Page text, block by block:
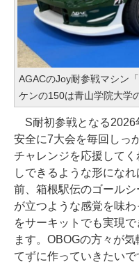
AGACのJoy耐参戦マシン
ケンの150は青山学院大学
S耐初参戦となる2026
安全に7大会を毎回しっ
チャレンジを応援して
しできるような形にな
前、箱根駅伝のゴール
が立つような感覚を味
をサーキットでも実現
ます。OBOGの方々が
てずに作っていきたいで